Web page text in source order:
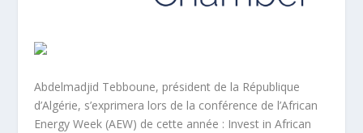
Abdelmadjid Tebboune, président de la République
d’Algérie, s’exprimera lors de la conférence de l’African
Energy Week (AEW) de cette année : Invest in African